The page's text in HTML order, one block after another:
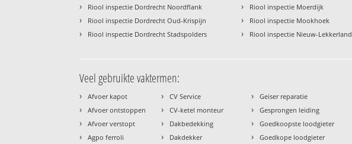
› Riool inspectie Dordrecht Noordflank
› Riool inspectie Dordrecht Oud-Krispijn
› Riool inspectie Dordrecht Stadspolders
› Riool inspectie Moerdijk
› Riool inspectie Mookhoek
› Riool inspectie Nieuw-Lekkerland
Veel gebruikte vaktermen:
› Afvoer kapot
› Afvoer ontstoppen
› Afvoer verstopt
› Agpo ferroli
› CV Service
› CV-ketel monteur
› Dakbedekking
› Dakdekker
› Geiser reparatie
› Gesprongen leiding
› Goedkoopste loodgieter
› Goedkope loodgieter